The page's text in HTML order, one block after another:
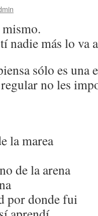
nadie más lo va
sólo es una
no les
la marea
de la arena
por donde fui